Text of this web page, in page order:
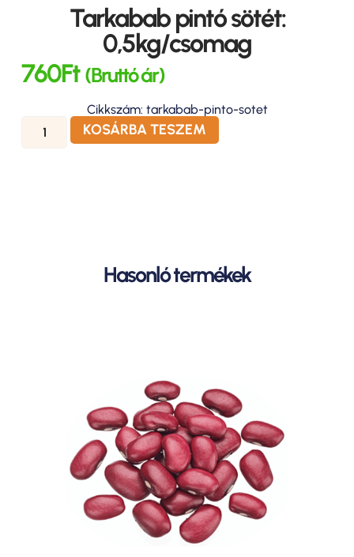
Tarkabab pintó sötét:
0,5kg/csomag
760Ft (Bruttó ár)
Cikkszám: tarkabab-pinto-sotet
KOSÁRBA TESZEM
Hasonló termékek